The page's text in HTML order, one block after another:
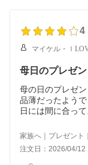
4
マイケル・ｌ
母日のプレゼ
母の日のプレゼ
品薄だったよう
日には間に合っ
家族へ｜プレゼント
注文日：2026/04/12